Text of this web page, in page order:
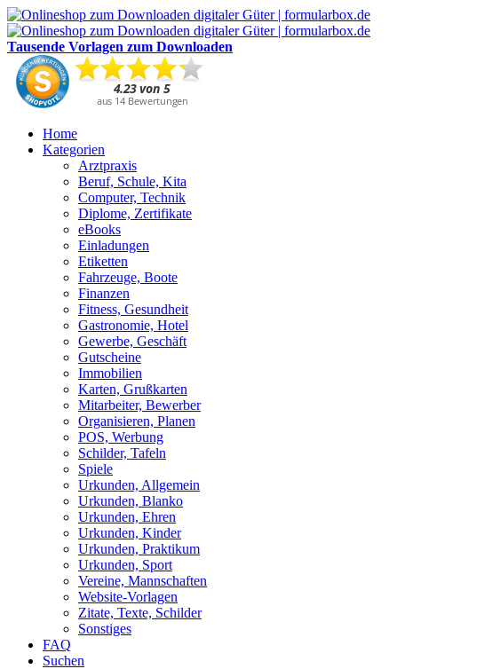
Tausende Vorlagen zum Downloaden
Home
Kategorien
Arztpraxis
Beruf, Schule, Kita
Computer, Technik
Diplome, Zertifikate
eBooks
Einladungen
Etiketten
Fahrzeuge, Boote
Finanzen
Fitness, Gesundheit
Gastronomie, Hotel
Gewerbe, Geschäft
Gutscheine
Immobilien
Karten, Grußkarten
Mitarbeiter, Bewerber
Organisieren, Planen
POS, Werbung
Schilder, Tafeln
Spiele
Urkunden, Allgemein
Urkunden, Blanko
Urkunden, Ehren
Urkunden, Kinder
Urkunden, Praktikum
Urkunden, Sport
Vereine, Mannschaften
Website-Vorlagen
Zitate, Texte, Schilder
Sonstiges
FAQ
Suchen